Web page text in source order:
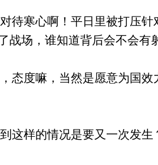
寒心啊！平日里被打压针
场，谁知道背后会不会有
度嘛，当然是愿意为国效
这样的情况是要又一次发生